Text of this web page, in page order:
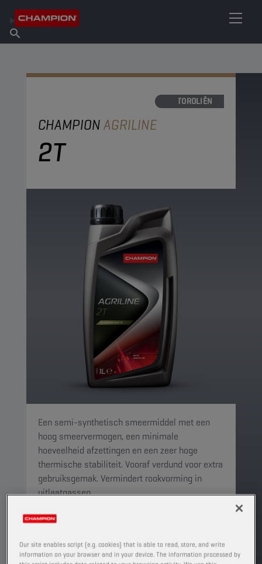
Over Champion
Vind een verkooppunt
MOTOROLIËN
CHAMPIONAGRILINE
2T
Een semi-synthetisch smeermiddel met een
hoog smeervermogen, een minimale
hoeveelheid afzettingen en een zeer hoge
thermische stabiliteit. Vooraf verdund voor extra
gebruiksgemak. Vermindert rookvorming in
uitlaatgassen.
VIND EEN VERKOOPPUNT
Our site enables script (e.g. cookies) that is able to read, store, and write
information on your browser and in your device. The information processed by